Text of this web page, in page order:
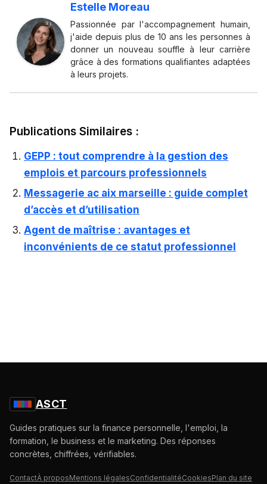
Estelle Moreau
Passionnée par l'accompagnement humain,
j'aide depuis plus de 10 ans les personnes à
donner un nouveau souffle à leur carrière
grâce à des formations qualifiantes adaptées
à leurs projets.
Publications Similaires :
GEPP : tout comprendre à la gestion des
emplois et parcours professionnels
Messagerie ac aix marseille : guide complet
d’accès et d’utilisation
Agent de maîtrise : avantages et
inconvénients de ce statut professionnel
ASCT
Guides pratiques sur la finance personnelle, l'emploi, la
formation, le business et le marketing. Des réponses
concrètes, chiffrées, vérifiables.
ContactÀ proposMentions légalesConfidentialitéCookiesPlan du site